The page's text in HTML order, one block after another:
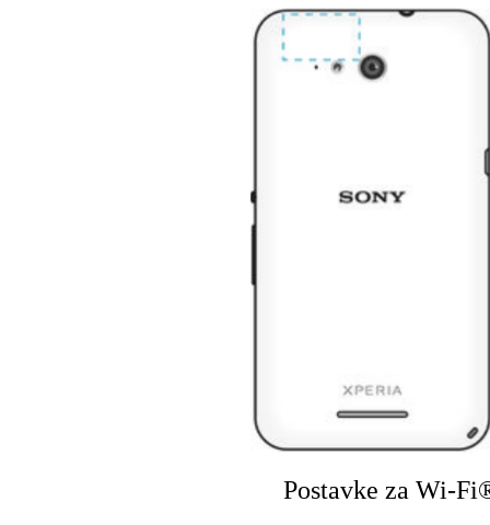
Postavke za Wi-